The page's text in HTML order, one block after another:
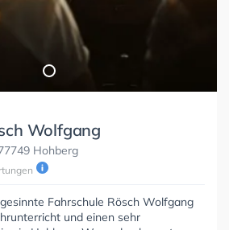
Wolfgang
Hohberg
Fahrschule Rösch Wolfgang
und einen sehr